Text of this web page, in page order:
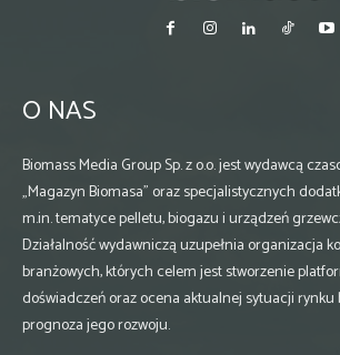
O NAS
Biomass Media Group Sp. z o.o. jest wydawcą
„Magazyn Biomasa” oraz specjalistycznych
m.in. tematyce pelletu, biogazu i urządzeń
Działalność wydawniczą uzupełnia organizacja
branżowych, których celem jest stworzenie
doświadczeń oraz ocena aktualnej sytuacji rynku
prognoza jego rozwoju.